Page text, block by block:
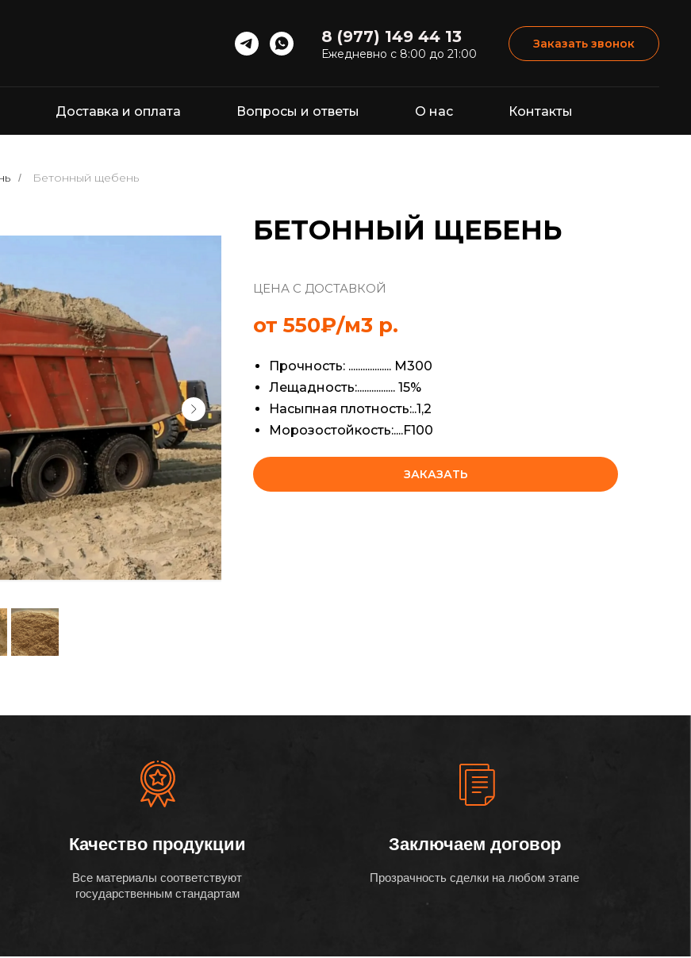
8 (977) 149 44 13
Ежедневно с 8:00 до 21:00
Заказать звонок
Доставка и оплата Вопросы и ответы О нас Контакты
/ Бетонный щебень
БЕТОННЫЙ ЩЕБЕНЬ
ЦЕНА С ДОСТАВКОЙ
от 550₽/м3 р.
Прочность: .................. М300
Лещадность:................ 15%
Насыпная плотность:..1,2
Морозостойкость:....F100
ЗАКАЗАТЬ
Все материалы соответствуют
государственным стандартам
Прозрачность сделки на любом этапе
Качество продукции Заключаем договор